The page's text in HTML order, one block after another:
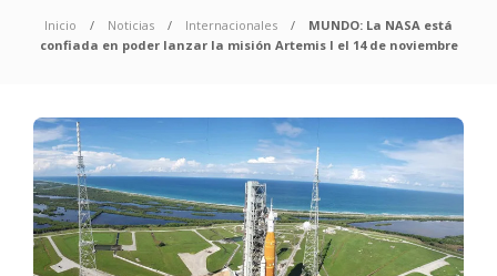
Inicio Noticias Internacionales
MUNDO: La NASA está
confiada en poder lanzar la misión Artemis I el 14 de noviembre